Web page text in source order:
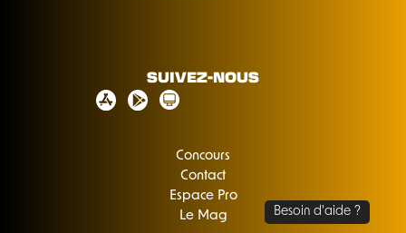
SUIVEZ-NOUS
Concours
Contact
Espace Pro
Le Mag